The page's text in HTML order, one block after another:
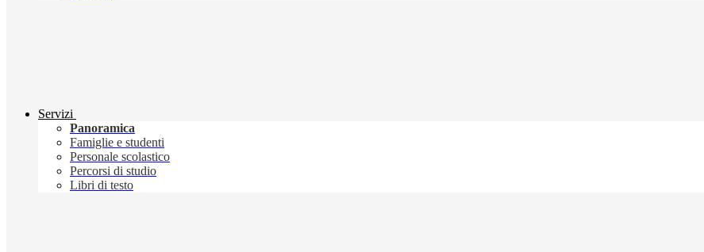
Servizi
Panoramica
Famiglie e studenti
Personale scolastico
Percorsi di studio
Libri di testo